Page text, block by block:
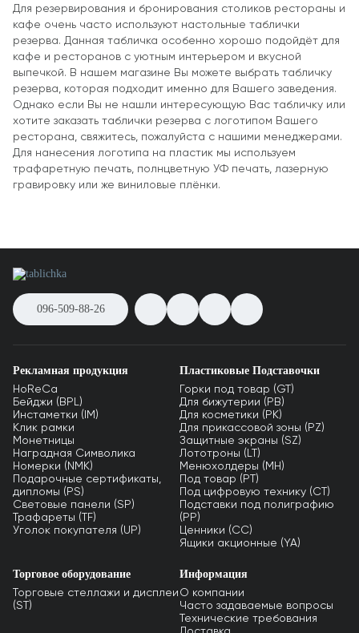
Для резервирования и бронирования столиков рестораны и
кафе очень часто используют настольные таблички
резерва. Данная табличка особенно хорошо подойдёт для
кафе и ресторанов с уютным интерьером и вкусной
выпечкой. В нашем магазине Вы можете выбрать табличку
резерва, которая подходит именно для Вашего заведения.
Однако если Вы не нашли интересующую Вас табличку или
хотите заказать таблички резерва с логотипом Вашего
ресторана, свяжитесь, пожалуйста с нашими менеджерами.
Для нанесения логотипа на пластик мы используем
трафаретную печать, полнцветную УФ печать, лазерную
гравировку или же виниловые плёнки.
096-509-88-26
Рекламная продукция
HoReCa
Бейджи (BPL)
Инстаметки (IM)
Клик рамки
Монетницы
Наградная Символика
Номерки (NMK)
Подарочные сертификаты,
дипломы (PS)
Световые панели (SP)
Трафареты (TF)
Уголок покупателя (UP)
Пластиковые Подставочки
Горки под товар (GT)
Для бижутерии (PB)
Для косметики (PK)
Для прикассовой зоны (PZ)
Защитные экраны (SZ)
Лототроны (LT)
Менюхолдеры (MH)
Под товар (PT)
Под цифровую технику (CT)
Подставки под полиграфию
(PP)
Ценники (СС)
Ящики акционные (YA)
Торговое оборудование
Торговые стеллажи и дисплеи
(ST)
Информация
О компании
Часто задаваемые вопросы
Технические требования